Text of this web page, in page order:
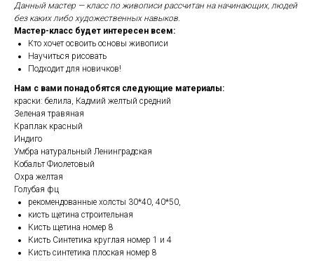
Данный мастер — класс по живописи рассчитан на начинающих, людей
без каких либо художественных навыков.
Мастер-класс будет интересен всем:
Кто хочет освоить основы живописи
Научиться рисовать
Подходит для новичков!
Нам с вами понадобятся следующие материалы:
краски: белила, Кадмий желтый средний
Зеленая травяная
Краплак красный
Индиго
Умбра натуральный Ленинградская
Кобальт Фиолетовый
Охра желтая
Голубая фц
рекомендованные холсты 30*40, 40*50,
кисть щетина строительная
Кисть щетина номер 8
Кисть Синтетика круглая номер 1 и 4
Кисть синтетика плоская номер 8